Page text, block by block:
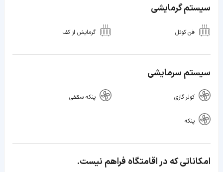
سیستم گرمایشی
فن کوئل گرمایش از کف
سیستم سرمایشی
کولر گازی پنکه سقفی
پنکه
امکاناتی که در اقامتگاه فراهم نیست.